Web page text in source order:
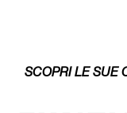
SCOPRI LE SUE